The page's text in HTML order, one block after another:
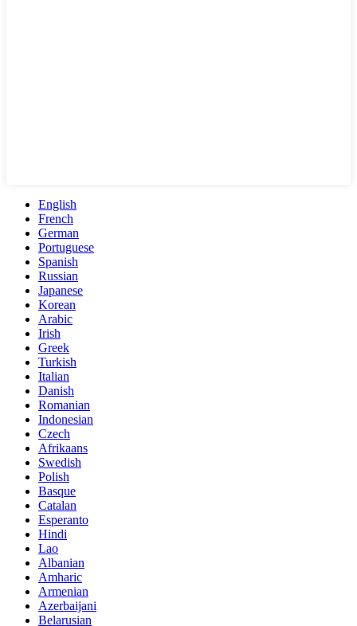
English
French
German
Portuguese
Spanish
Russian
Japanese
Korean
Arabic
Irish
Greek
Turkish
Italian
Danish
Romanian
Indonesian
Czech
Afrikaans
Swedish
Polish
Basque
Catalan
Esperanto
Hindi
Lao
Albanian
Amharic
Armenian
Azerbaijani
Belarusian